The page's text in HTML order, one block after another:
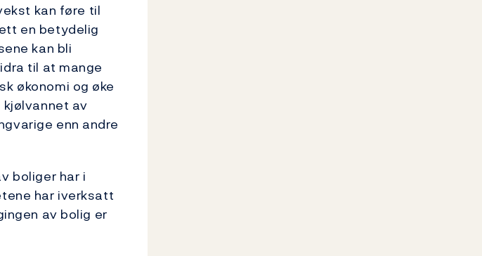
kan føre til
en betydelig
kan bli
til at mange
økonomi og øke
av
enn andre
boliger har i
har iverksatt
av bolig er